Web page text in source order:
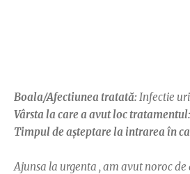
Boala/Afectiunea tratată: Infectie
Vârsta la care a avut loc tratamentul:
Timpul de așteptare la intrarea în
Ajunsa la urgenta , am avut noroc